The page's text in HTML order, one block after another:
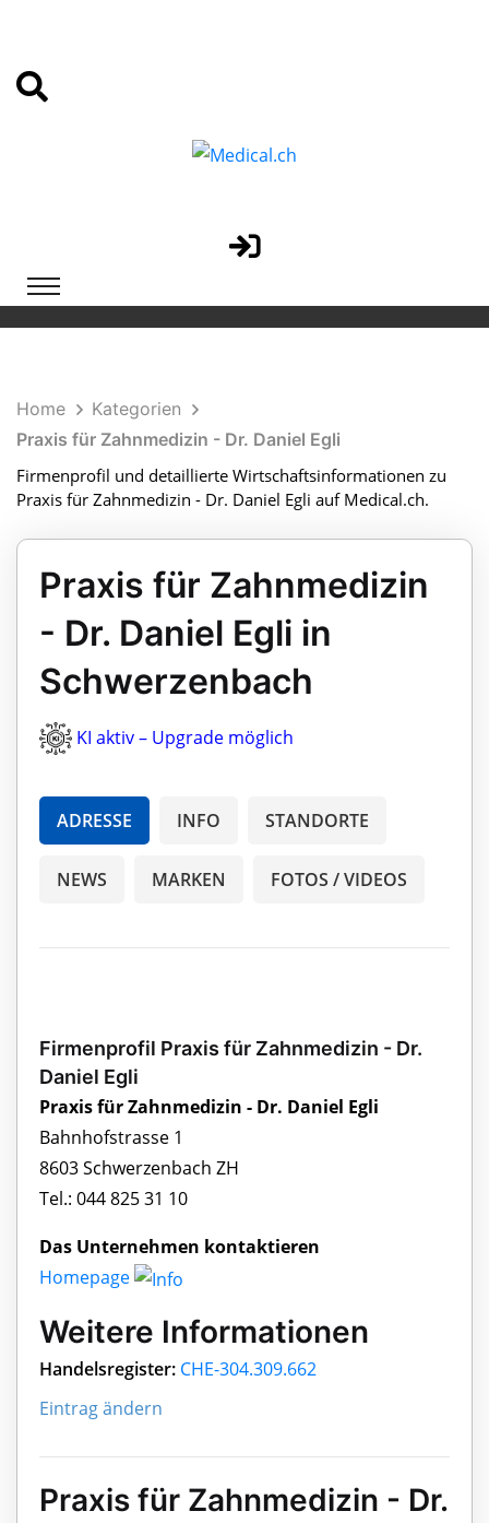
Home
Kategorien
Praxis für Zahnmedizin - Dr. Daniel Egli
Firmenprofil und detaillierte Wirtschaftsinformationen zu
Praxis für Zahnmedizin - Dr. Daniel Egli auf Medical.ch.
Praxis für Zahnmedizin
- Dr. Daniel Egli in
Schwerzenbach
KI aktiv – Upgrade möglich
ADRESSE INFO STANDORTE
NEWS MARKEN FOTOS / VIDEOS
Firmenprofil Praxis für Zahnmedizin - Dr.
Daniel Egli
Praxis für Zahnmedizin - Dr. Daniel Egli
Bahnhofstrasse 1
8603 Schwerzenbach ZH
Tel.: 044 825 31 10
Das Unternehmen kontaktieren
Homepage
Weitere Informationen
Handelsregister: CHE-304.309.662
Eintrag ändern
Praxis für Zahnmedizin - Dr.